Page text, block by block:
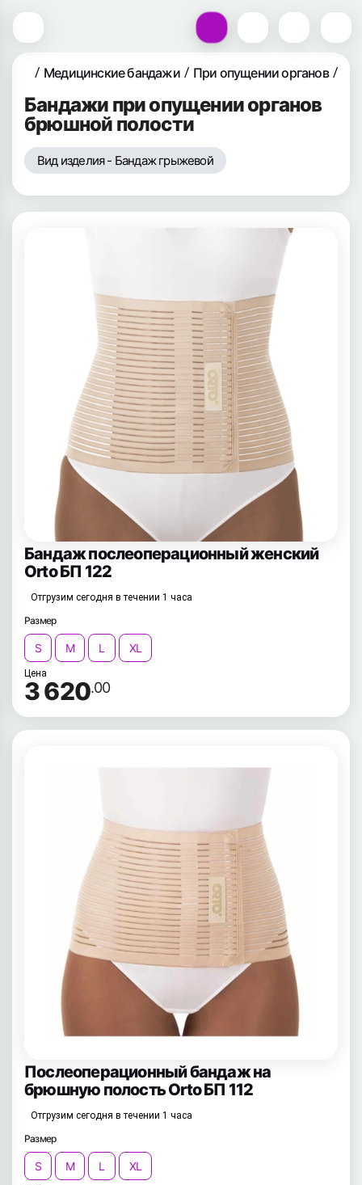
Медицинские бандажи При опущении органов
Бандажи при опущении органов
брюшной полости
Вид изделия - Бандаж грыжевой
Бандаж послеоперационный женский
Orto БП 122
Отгрузим сегодня в течении 1 часа
Размер
S M L XL
Цена
3 620.00
Послеоперационный бандаж на
брюшную полость Orto БП 112
Отгрузим сегодня в течении 1 часа
Размер
S M L XL